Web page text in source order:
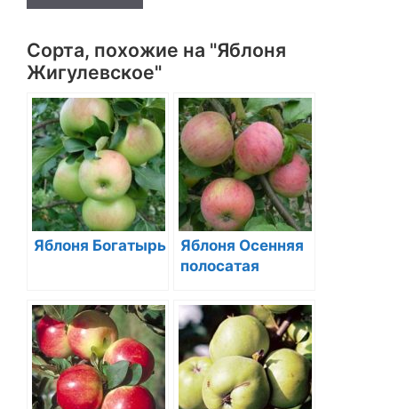
Сорта, похожие на "Яблоня
Жигулевское"
Яблоня Богатырь
Яблоня Осенняя
полосатая
Штрейлинг)